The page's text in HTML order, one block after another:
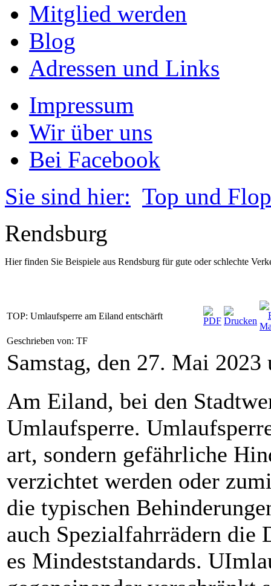
Mitglied werden
Blog
Adressen und Links
Impressum
Wir über uns
Bei Facebook
Sie sind hier: Top und Flop
Rendsburg
Hier finden Sie Beispiele aus Rendsburg für gute oder schlechte
TOP: Umlaufsperre am Eiland entschärft
Geschrieben von: TF
Samstag, den 27. Mai
Am Eiland, bei den
Umlaufsperre.
art, sondern gefährliche
verzichtet werden oder
die typischen
auch Spezialfahrrädern
es Mindeststandards.